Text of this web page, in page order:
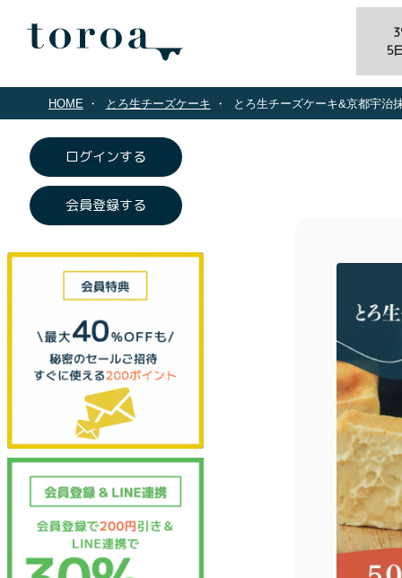
5
HOME とろ生チーズケーキ とろ生チーズケーキ&京都宇治
ログインする
会員登録する